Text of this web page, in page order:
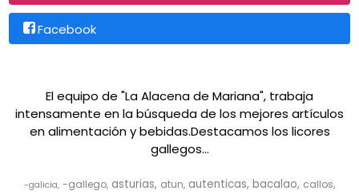
Facebook
El equipo de "La Alacena de Mariana", trabaja
intensamente en la búsqueda de los mejores artículos
en alimentación y bebidas.Destacamos los licores
gallegos...
-galicia -gallego asturias atun autenticas bacalao callos